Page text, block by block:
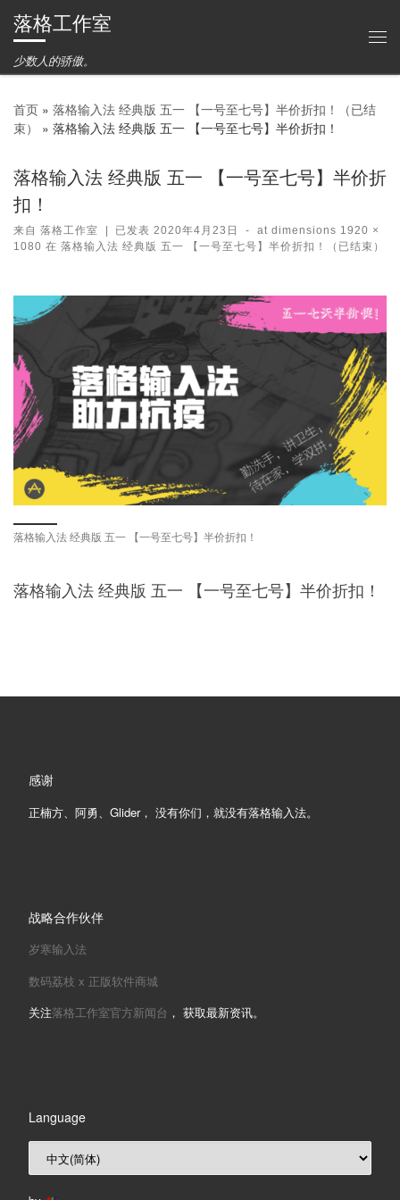
Skip to content
落格工作室
少数人的骄傲。
首页 » 落格输入法 经典版 五一 【一号至七号】半价折扣！（已结
束）
» 落格输入法 经典版 五一 【一号至七号】半价折扣！
落格输入法 经典版 五一 【一号至七号】半价折
扣！
来自 落格工作室 已发表2020年4月23日 - at dimensions 1920 ×
1080 在 落格输入法 经典版 五一 【一号至七号】半价折扣！（已结束）
图片导航
落格输入法 经典版 五一 【一号至七号】半价折扣！
落格输入法 经典版 五一 【一号至七号】半价折扣！
感谢
正楠方、阿勇、Glider， 没有你们，就没有落格输入法。
战略合作伙伴
岁寒输入法
数码荔枝 x 正版软件商城
关注落格工作室官方新闻台 ， 获取最新资讯。
Language